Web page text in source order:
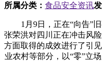
所属分类： 食品安全资讯
1月9日，正在“向告”旧
张荣洪对四川正在冲击风
方面取得的成效进行了引
业农村等部分，以“零”立